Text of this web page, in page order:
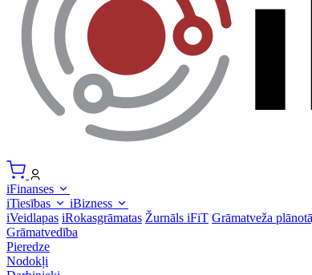
iFinanses
iTiesības
iBizness
iVeidlapas iRokasgrāmatas Žurnāls iFiT Grāmatveža
Grāmatvedība
Pieredze
Nodokļi